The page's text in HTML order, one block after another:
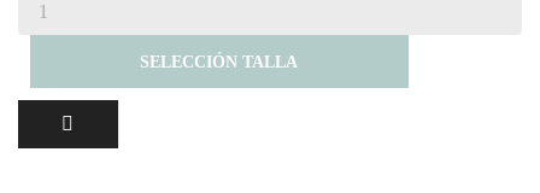
SELECCIÓN TALLA